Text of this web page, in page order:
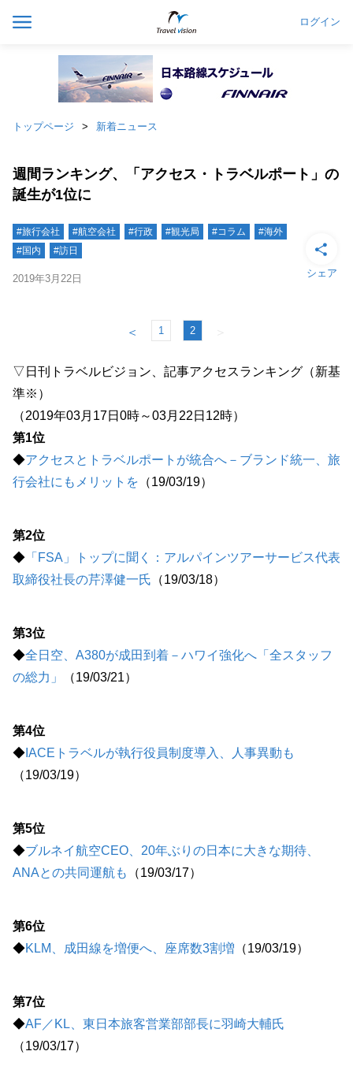
ログイン
トップページ 新着ニュース
週間ランキング、「アクセス・トラベルポート」の
誕生が1位に
#旅行会社 #航空会社 #行政 #観光局 #コラム
#海外
#国内
#訪日
2019年3月22日 シェア
＜ 1 2 ＞
▽日刊トラベルビジョン、記事アクセスランキング（新基
準※）
（2019年03月17日0時～03月22日12時）
第1位
◆アクセスとトラベルポートが統合へ－ブランド統一、旅
行会社にもメリットを （19/03/19）
第2位
◆ 「FSA」トップに聞く：アルパインツアーサービス代表
取締役社長の芹澤健一氏 （19/03/18）
第3位
◆全日空、A380が成田到着－ハワイ強化へ「全スタッフ
の総力」
（19/03/21）
第4位
◆ IACEトラベルが執行役員制度導入、人事異動も
（19/03/19）
第5位
◆ブルネイ航空CEO、20年ぶりの日本に大きな期待、
ANAとの共同運航も
（19/03/17）
第6位
◆KLM、成田線を増便へ、座席数3割増 （19/03/19）
第7位
◆AF／KL、東日本旅客営業部部長に羽崎大輔氏
（19/03/17）